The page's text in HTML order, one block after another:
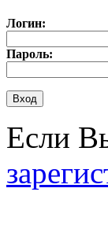
Логин:
Пароль:
Если